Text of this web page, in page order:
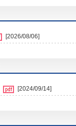
[2026/08/06]
[2024/09/14]